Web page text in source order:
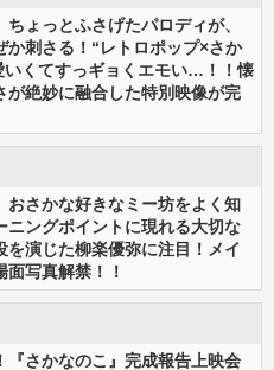
ちょっとふさげたパロディが、
か刺さる！“レトロポップ×さか
いくてすっギョくエモい…！！懐
が絶妙に融合した特別映像が完
おさかな好きなミー坊をよく知
ニングポイントに現れる大切な
を演じた柳楽優弥に注目！メイ
面写真解禁！！
『さかなのこ』完成報告上映会